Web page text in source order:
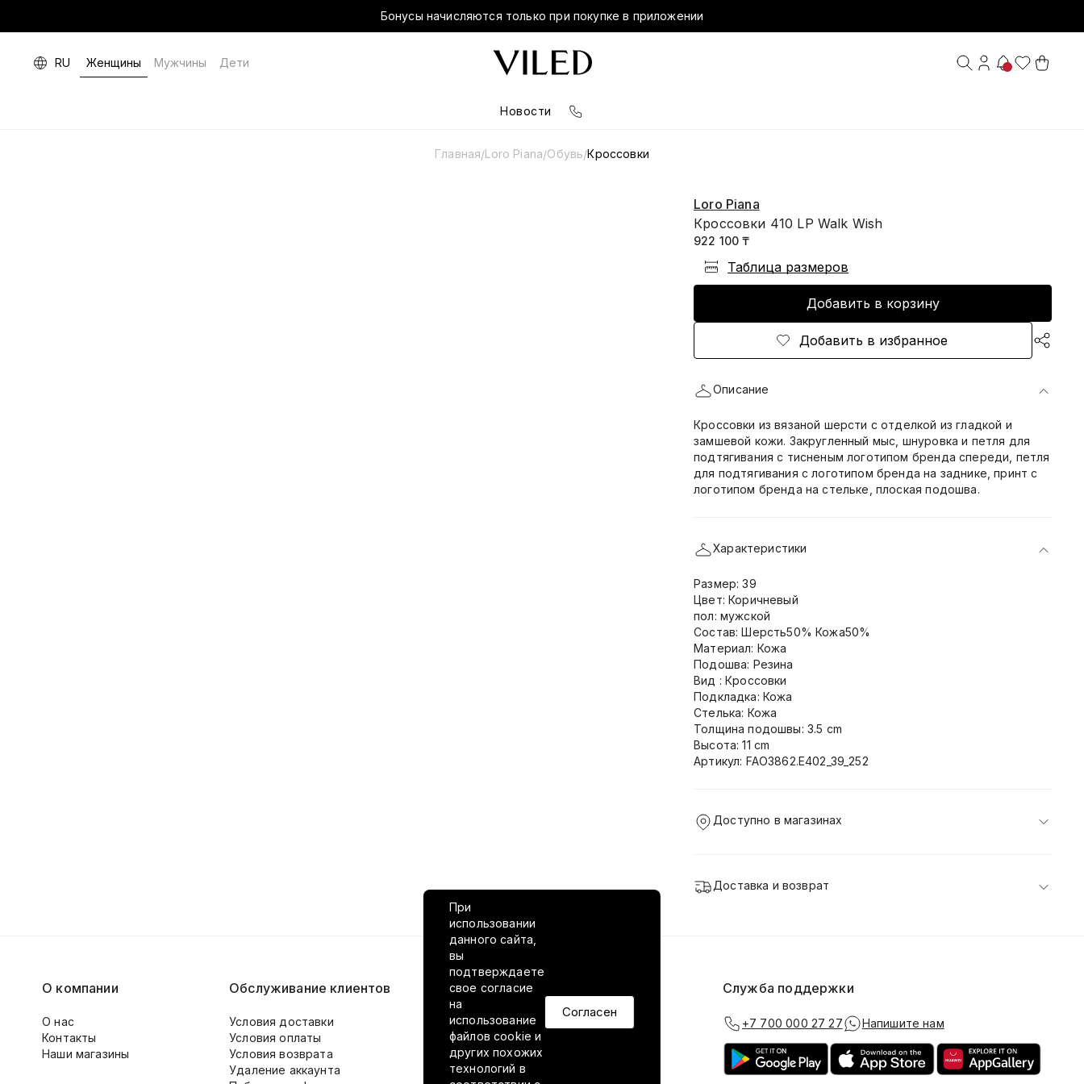
Бонусы начисляются только при покупке в приложении
RU Женщины Мужчины Дети
Новости
Главная/Loro Piana/Обувь/Кроссовки
Loro Piana
Кроссовки 410 LP Walk Wish
922 100 ₸
Таблица размеров
Добавить в корзину
Добавить в избранное
Описание
Кроссовки из вязаной шерсти с отделкой из гладкой и
замшевой кожи. Закругленный мыс, шнуровка и петля для
подтягивания с тисненым логотипом бренда спереди, петля
для подтягивания с логотипом бренда на заднике, принт с
логотипом бренда на стельке, плоская подошва.
Характеристики
Размер: 39
Цвет: Коричневый
пол: мужской
Состав: Шерсть50% Кожа50%
Материал: Кожа
Подошва: Резина
Вид : Кроссовки
Подкладка: Кожа
Стелька: Кожа
Толщина подошвы: 3.5 cm
Высота: 11 cm
Артикул: FAO3862.E402_39_252
Доступно в магазинах
Доставка и возврат
При
использовании
данного сайта,
вы
подтверждаете
свое согласие
на
использование
файлов cookie и
других похожих
технологий в
Согласен
О компании
О нас
Контакты
Наши магазины
Обслуживание клиентов
Условия доставки
Условия оплаты
Условия возврата
Удаление аккаунта
VILED в соцсетях Служба поддержки
+7 700 000 27 27 Напишите нам